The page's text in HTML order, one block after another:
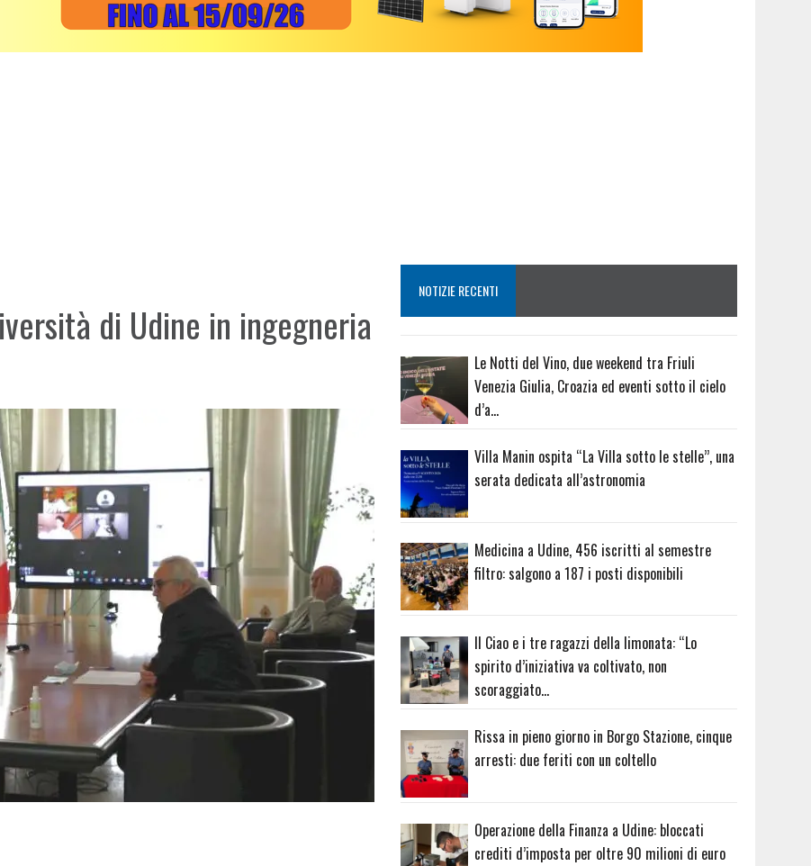
di Udine in ingegneria
NOTIZIE RECENTI
Le Notti del Vino, due weekend tra Friuli
Venezia Giulia, Croazia ed eventi sotto il cielo
d’a…
Villa Manin ospita “La Villa sotto le stelle”, una
serata dedicata all’astronomia
Medicina a Udine, 456 iscritti al semestre
filtro: salgono a 187 i posti disponibili
Il Ciao e i tre ragazzi della limonata: “Lo
spirito d’iniziativa va coltivato, non
scoraggiato…
Rissa in pieno giorno in Borgo Stazione, cinque
arresti: due feriti con un coltello
Operazione della Finanza a Udine: bloccati
crediti d’imposta per oltre 90 milioni di euro